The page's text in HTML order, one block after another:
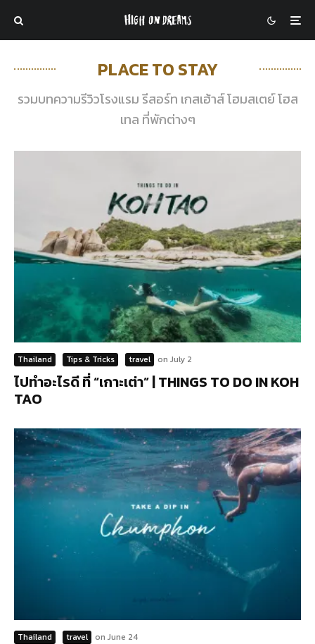
PLACE TO STAY
รวมบทความรีวิวโรงแรม รีสอร์ท เกสเฮ้าส์ โฮมสเตย์ โฮส
เทล ที่พักต่างๆ
Thailand Tips & Tricks travel on July 2
ไปทำอะไรดี ที่ “เกาะเต่า” | THINGS TO DO IN KOH
TAO
Thailand travel on June 24